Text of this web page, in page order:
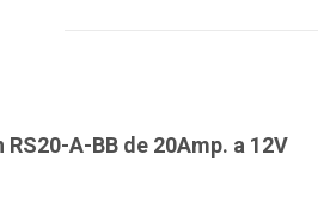
A-BB de 20Amp. a 12V